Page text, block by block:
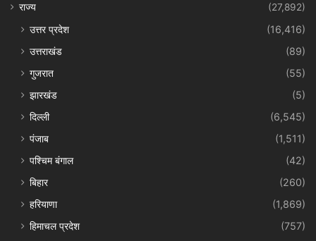
राज्य
(27,892)
उत्तर प्रदेश
(16,416)
उत्तराखंड
(89)
गुजरात
(55)
झारखंड
(5)
दिल्ली
(6,545)
पंजाब
(1,511)
पश्चिम बंगाल
(42)
बिहार
(260)
हरियाणा
(1,869)
हिमाचल प्रदेश
(757)